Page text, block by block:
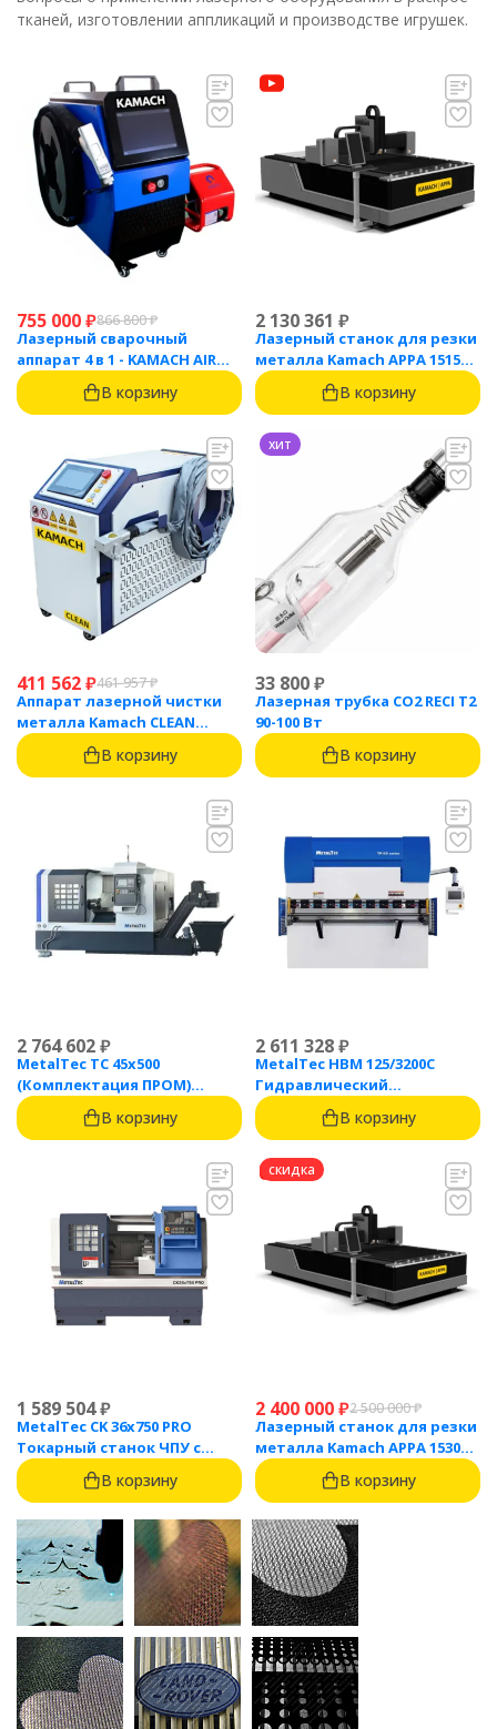
тканей, изготовлении аппликаций и производстве игрушек.
755 000₽866 800₽
Лазерный сварочный
аппарат 4 в 1 - KAMACH AIR
1500
В корзину
2 130 361 ₽
Лазерный станок для резки
металла Kamach APPA 1515
(1500 Вт)
В корзину
411 562₽461 957₽
Аппарат лазерной чистки
металла Kamach CLEAN
1500BW
В корзину
хит
33 800₽
Лазерная трубка CO2 RECI T2
90-100 Вт
В корзину
2 764 602₽
MetalTec ТС 45x500
(Комплектация ПРОМ)
токарный станок с ЧПУ с
наклонной станиной
В корзину
2 611 328₽
MetalTec HBM 125/3200C
Гидравлический
листогибочный пресс с
контроллером TP10S
В корзину
1 589 504₽
MetalTec CK 36x750 PRO
Токарный станок ЧПУ с
горизонтальной станиной
В корзину
скидка
2 400 000₽2 500 000₽
Лазерный станок для резки
металла Kamach APPA 1530
(3000 Вт)
В корзину